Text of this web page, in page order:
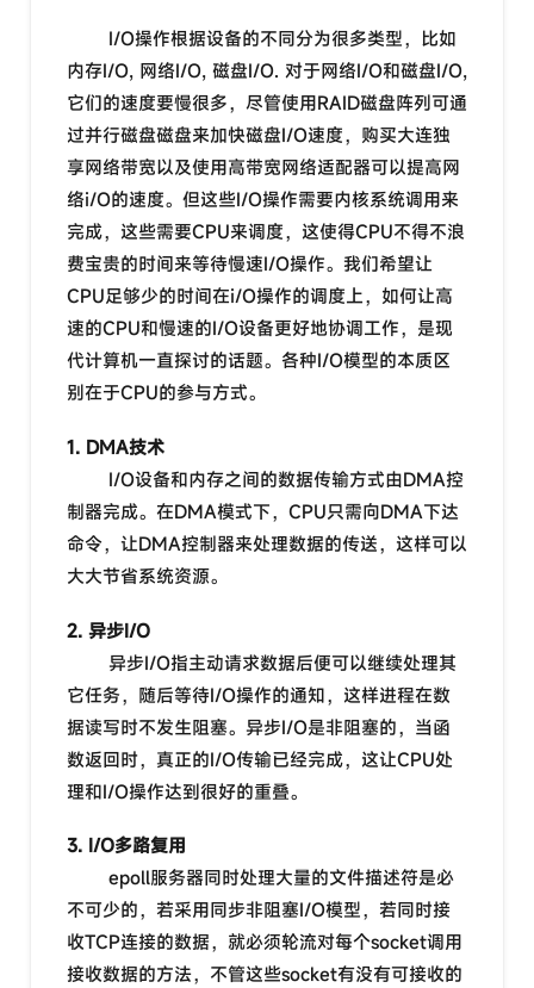
I/O操作根据设备的不同分为很多类型，比如
内存I/O, 网络I/O, 磁盘I/O. 对于网络I/O和磁盘I/O,
它们的速度要慢很多，尽管使用RAID磁盘阵列可通
过并行磁盘磁盘来加快磁盘I/O速度，购买大连独
享网络带宽以及使用高带宽网络适配器可以提高网
络i/O的速度。但这些I/O操作需要内核系统调用来
完成，这些需要CPU来调度，这使得CPU不得不浪
费宝贵的时间来等待慢速I/O操作。我们希望让
CPU足够少的时间在i/O操作的调度上，如何让高
速的CPU和慢速的I/O设备更好地协调工作，是现
代计算机一直探讨的话题。各种I/O模型的本质区
别在于CPU的参与方式。
1. DMA技术
I/O设备和内存之间的数据传输方式由DMA控
制器完成。在DMA模式下，CPU只需向DMA下达
命令，让DMA控制器来处理数据的传送，这样可以
大大节省系统资源。
2. 异步I/O
异步I/O指主动请求数据后便可以继续处理其
它任务，随后等待I/O操作的通知，这样进程在数
据读写时不发生阻塞。异步I/O是非阻塞的，当函
数返回时，真正的I/O传输已经完成，这让CPU处
理和I/O操作达到很好的重叠。
3. I/O多路复用
epoll服务器同时处理大量的文件描述符是必
不可少的，若采用同步非阻塞I/O模型，若同时接
收TCP连接的数据，就必须轮流对每个socket调用
接收数据的方法，不管这些socket有没有可接收的